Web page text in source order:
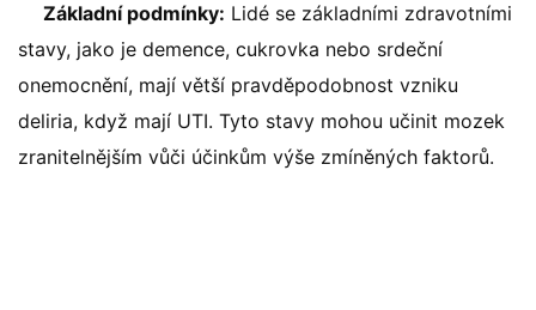
Základní podmínky: Lidé se základními zdravotními
stavy, jako je demence, cukrovka nebo srdeční
onemocnění, mají větší pravděpodobnost vzniku
deliria, když mají UTI. Tyto stavy mohou učinit mozek
zranitelnějším vůči účinkům výše zmíněných faktorů.